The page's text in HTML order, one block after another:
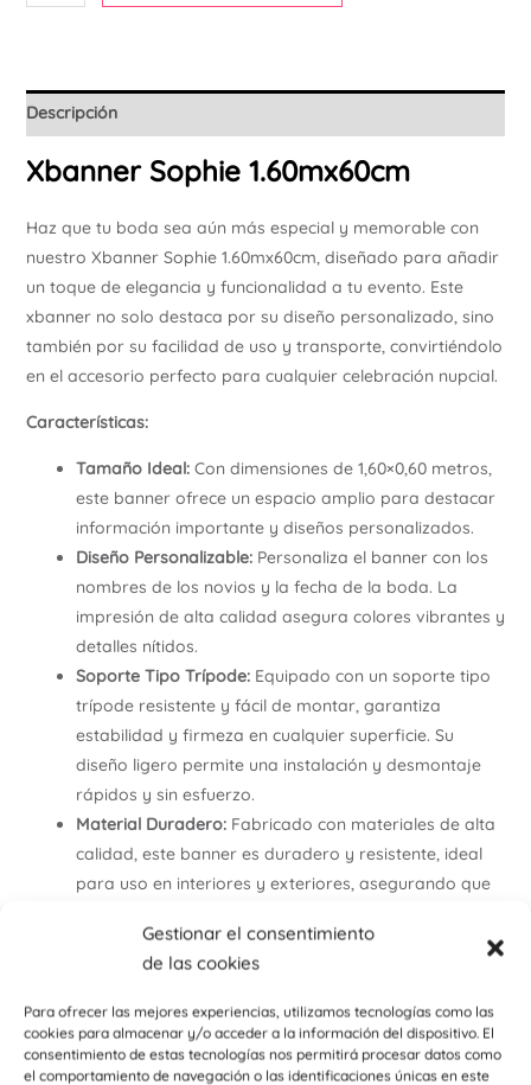
Gestionar el consentimiento
de las cookies
Para ofrecer las mejores experiencias, utilizamos tecnologías como las
cookies para almacenar y/o acceder a la información del dispositivo. El
consentimiento de estas tecnologías nos permitirá procesar datos como
el comportamiento de navegación o las identificaciones únicas en este
Descripción
Xbanner Sophie 1.60mx60cm
Haz que tu boda sea aún más especial y memorable con
nuestro Xbanner Sophie 1.60mx60cm, diseñado para añadir
un toque de elegancia y funcionalidad a tu evento. Este
xbanner no solo destaca por su diseño personalizado, sino
también por su facilidad de uso y transporte, convirtiéndolo
en el accesorio perfecto para cualquier celebración nupcial.
Características:
Tamaño Ideal:Con dimensiones de 1,60×0,60 metros,
este banner ofrece un espacio amplio para destacar
información importante y diseños personalizados.
Diseño Personalizable:Personaliza el banner con los
nombres de los novios y la fecha de la boda. La
impresión de alta calidad asegura colores vibrantes y
detalles nítidos.
Soporte Tipo Trípode:Equipado con un soporte tipo
trípode resistente y fácil de montar, garantiza
estabilidad y firmeza en cualquier superficie. Su
diseño ligero permite una instalación y desmontaje
rápidos y sin esfuerzo.
Material Duradero:Fabricado con materiales de alta
calidad, este banner es duradero y resistente, ideal
para uso en interiores y exteriores, asegurando que
Bolsa de Transporte Incluida:
bolsa de transporte que facilita el almacenamiento y
el traslado del banner. Perfecto para llevar de un
lugar a otro sin complicaciones.